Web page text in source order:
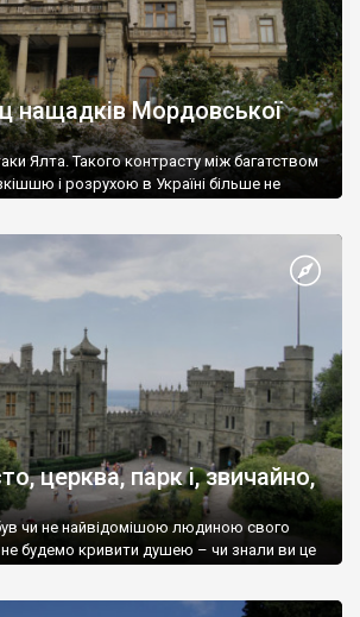
нащадків Мордовської
Ялта. Такого контрасту між багатством
і розрухою в Україні більше не
церква, парк і, звичайно,
чи не найвідомішою людиною свого
не будемо кривити душею – чи знали ви це